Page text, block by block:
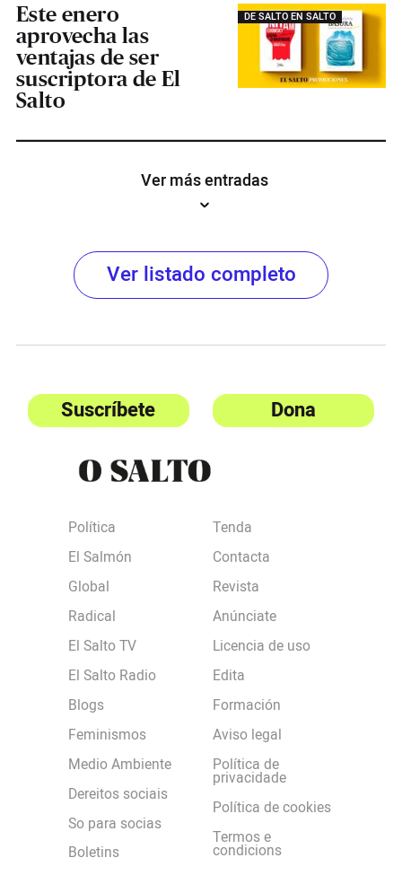
DE SALTO EN SALTO
Este enero
aprovecha las
ventajas de ser
suscriptora de El
Salto
Ver más entradas
Ver listado completo
Suscríbete Dona
Política
El Salmón
Global
Radical
El Salto TV
El Salto Radio
Blogs
Feminismos
Medio Ambiente
Dereitos sociais
So para socias
Boletins
Tenda
Contacta
Revista
Anúnciate
Licencia de uso
Edita
Formación
Aviso legal
Política de
privacidade
Política de cookies
Termos e
condicions